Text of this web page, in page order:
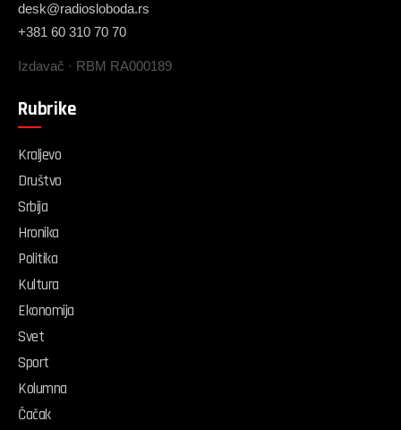
desk@radiosloboda.rs
+381 60 310 70 70
Izdavač · RBM RA000189
Rubrike
Kraljevo
Društvo
Srbija
Hronika
Politika
Kultura
Ekonomija
Svet
Sport
Kolumna
Čačak